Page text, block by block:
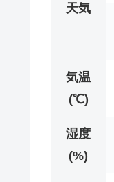
天気
気温
(℃)
湿度
(%)